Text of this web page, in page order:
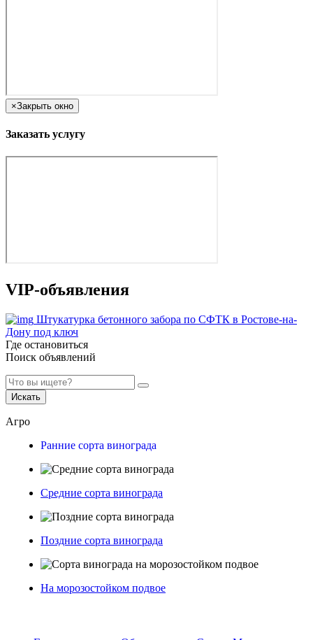
×Закрыть окно
Заказать услугу
VIP-объявления
Штукатурка бетонного забора по СФТК в Ростове-на-
Дону под ключ
Где остановиться
Поиск объявлений
Искать
Агро
Ранние сорта винограда
Средние сорта винограда
Поздние сорта винограда
На морозостойком подвое